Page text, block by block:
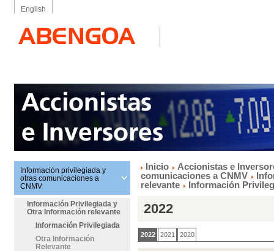
English
Información privilegiada y
otras comunicaciones a
CNMV
Información Privilegiada y
Otra Información relevante
Información Privilegiada
Otra Información
Relevante
Inicio
Accionistas e
comunicaciones a CNMV
relevante
Información
2022
2022 2021 2020